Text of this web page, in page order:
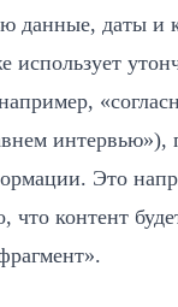
данные, даты и
использует
интервью»),
Это
что контент